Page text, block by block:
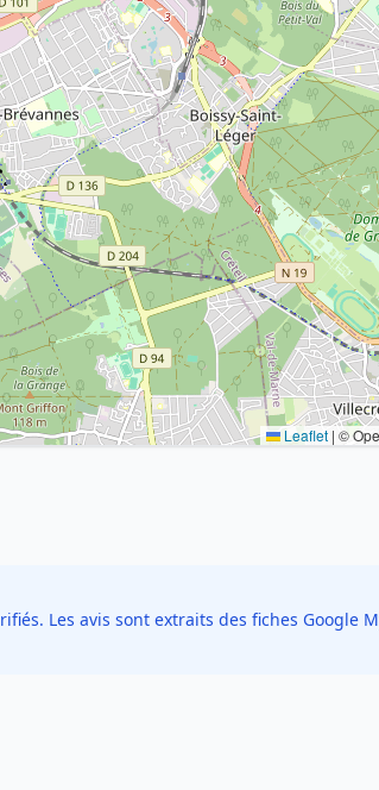
Leaflet | ©
Les avis sont extraits des fiches Google